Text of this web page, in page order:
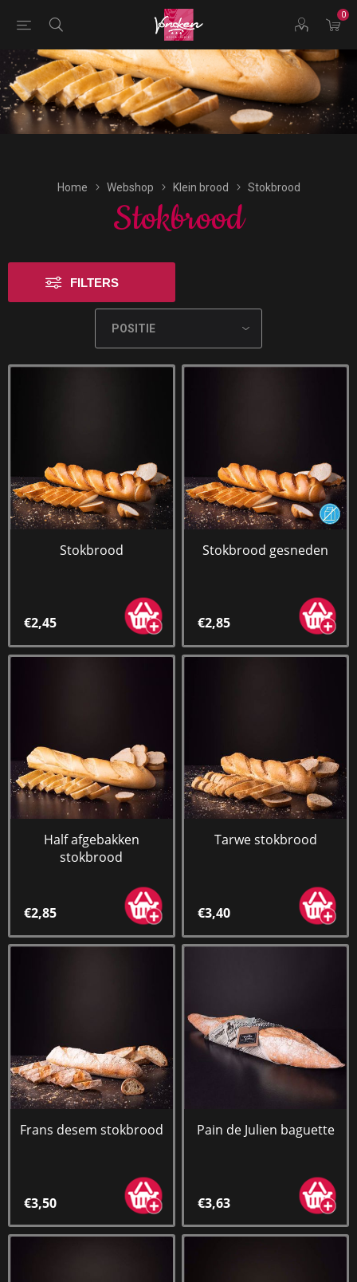
0
Bestellingen voor morgen kunnen vandaag uiterlijk tot
16:00 uur worden geplaatst.
Home Webshop Klein brood Stokbrood
Stokbrood
FILTERS
Stokbrood
€2,45
Stokbrood gesneden
€2,85
Half afgebakken
stokbrood
€2,85
Tarwe stokbrood
€3,40
Frans desem stokbrood
€3,50
Pain de Julien baguette
€3,63